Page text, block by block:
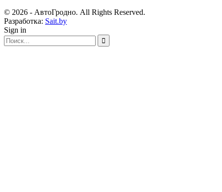
© 2026 - АвтоГродно. All Rights Reserved.
Разработка: Sait.by
Sign in